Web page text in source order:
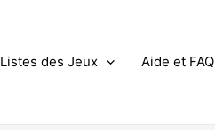
Listes des Jeux Aide et FAQ